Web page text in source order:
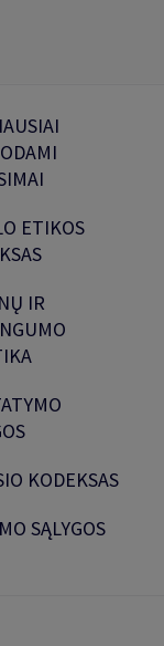
ETIKOS
IR
KODEKSAS
SĄLYGOS